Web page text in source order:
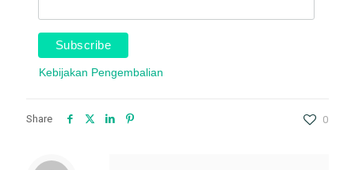
Kebijakan Pengembalian
Share 0